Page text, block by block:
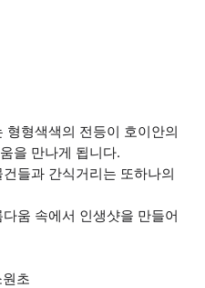
형형색색의 전등이 호이안의
을 만나게 됩니다.
들과 간식거리는 또하나의
움 속에서 인생샷을 만들어
초